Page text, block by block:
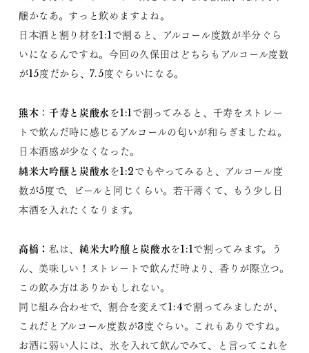
醸かなあ。すっと飲めますよね。
日本酒と割り材を1:1で割ると、アルコール度数が半分ぐら
いになるんですね。今回の久保田はどちらもアルコール度数
が15度だから、7.5度ぐらいになる。
熊木 ： 千寿と炭酸水を1:1で割ってみると、千寿をストレー
トで飲んだ時に感じるアルコールの匂いが和らぎましたね。
日本酒感が少なくなった。
純米大吟醸と炭酸水を1:2でもやってみると、アルコール度
数が5度で、ビールと同じくらい。若干薄くて、もう少し日
本酒を入れたくなります。
髙橋： 私は、純米大吟醸と炭酸水を1:1で割ってみます。う
ん、美味しい！ストレートで飲んだ時より、香りが際立つ。
この飲み方はありかもしれない。
​同じ組み合わせで、割合を変えて1:4で割ってみましたが、
これだとアルコール度数が3度ぐらい。これもありですね。
お酒に弱い人には、氷を入れて飲んでみて、と言ってこれを